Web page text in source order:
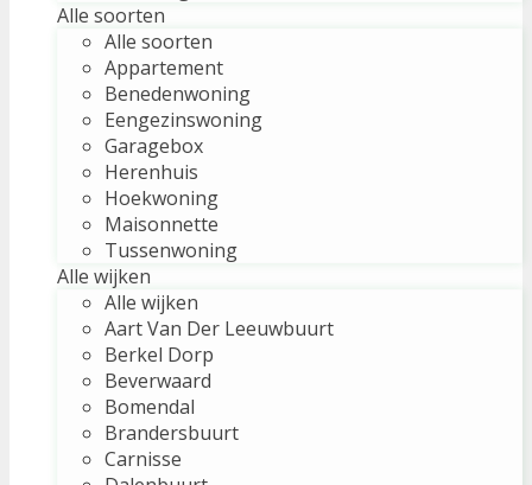
Alle soorten
Alle soorten
Appartement
Benedenwoning
Eengezinswoning
Garagebox
Herenhuis
Hoekwoning
Maisonnette
Tussenwoning
Alle wijken
Alle wijken
Aart Van Der Leeuwbuurt
Berkel Dorp
Beverwaard
Bomendal
Brandersbuurt
Carnisse